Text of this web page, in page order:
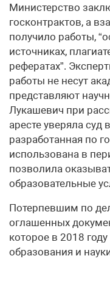
Министерство
госконтрактов, а
получило работы,
источниках,
рефератах”.
работы не несут
представляют
Лукашевич при
аресте уверяла
разработанная по
использована в
позволила
образовательные
Потерпевшим по
оглашенных
которое в 2018
образования и